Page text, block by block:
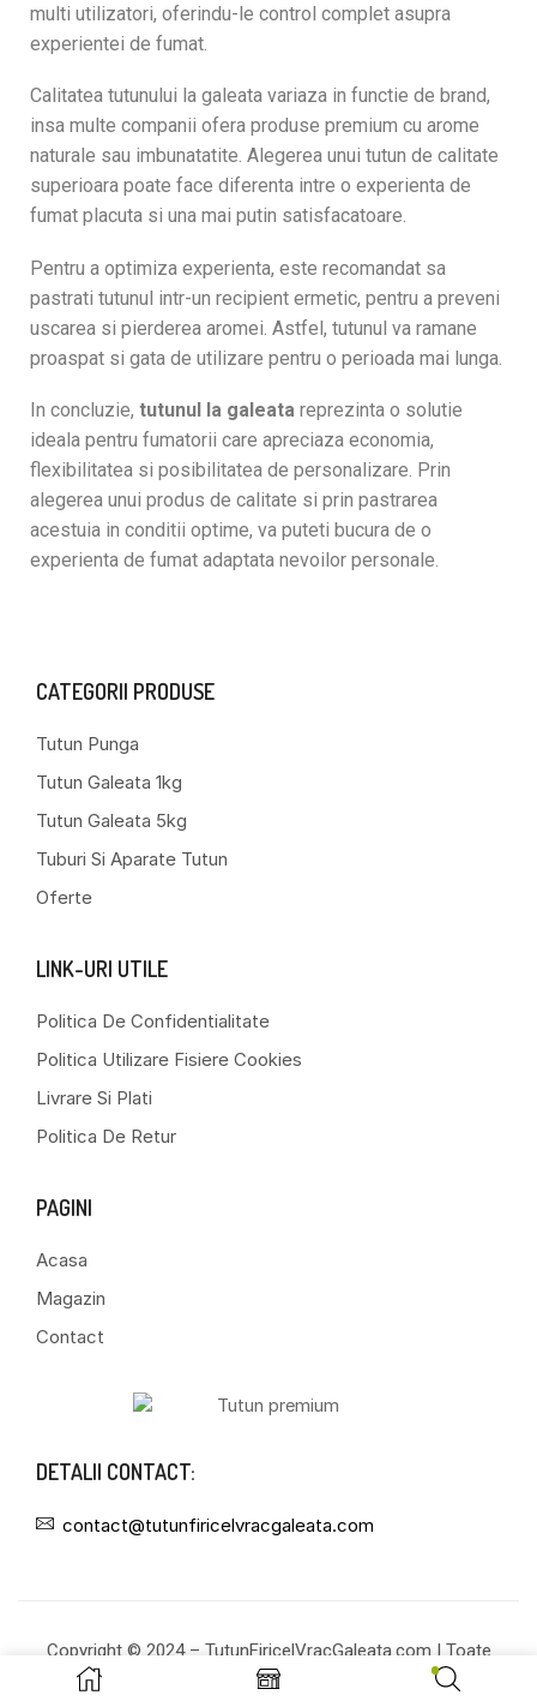
multi utilizatori, oferindu-le control complet asupra
experientei de fumat.
Calitatea tutunului la galeata variaza in functie de brand,
insa multe companii ofera produse premium cu arome
naturale sau imbunatatite. Alegerea unui tutun de calitate
superioara poate face diferenta intre o experienta de
fumat placuta si una mai putin satisfacatoare.
Pentru a optimiza experienta, este recomandat sa
pastrati tutunul intr-un recipient ermetic, pentru a preveni
uscarea si pierderea aromei. Astfel, tutunul va ramane
proaspat si gata de utilizare pentru o perioada mai lunga.
In concluzie, tutunul la galeata reprezinta o solutie
ideala pentru fumatorii care apreciaza economia,
flexibilitatea si posibilitatea de personalizare. Prin
alegerea unui produs de calitate si prin pastrarea
acestuia in conditii optime, va puteti bucura de o
experienta de fumat adaptata nevoilor personale.
CATEGORII PRODUSE
Tutun Punga
Tutun Galeata 1kg
Tutun Galeata 5kg
Tuburi Si Aparate Tutun
Oferte
LINK-URI UTILE
Politica De Confidentialitate
Politica Utilizare Fisiere Cookies
Livrare Si Plati
Politica De Retur
PAGINI
Acasa
Magazin
Contact
DETALII CONTACT:
contact@tutunfiricelvracgaleata.com
Copyright © 2024 – TutunFiricelVracGaleata.com | Toate
drepturile rezervate!